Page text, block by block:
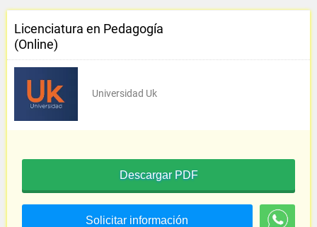
Licenciatura en Pedagogía
(Online)
Universidad Uk
Descargar PDF
Solicitar información